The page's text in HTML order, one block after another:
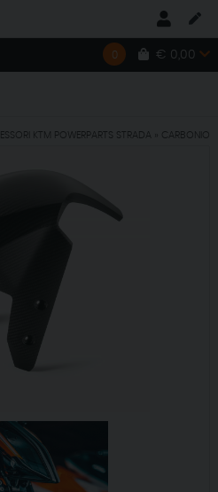
0 € 0,00
CON ORDINE MINIMO DI € 150,00
KTM POWERPARTS STRADA CARBONIO